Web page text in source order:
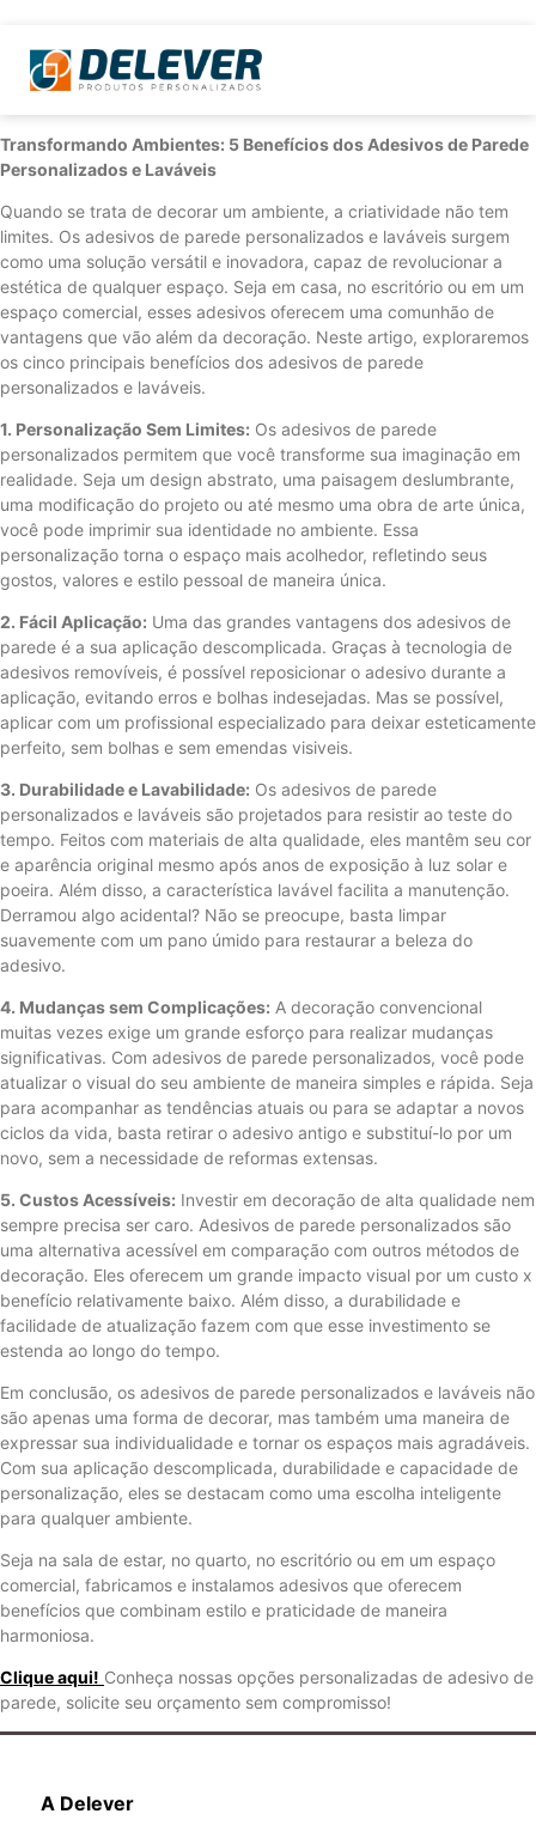
Transformando Ambientes: 5 Benefícios dos Adesivos de Parede
Personalizados e Laváveis
Quando se trata de decorar um ambiente, a criatividade não tem
limites. Os adesivos de parede personalizados e laváveis ​​surgem
como uma solução versátil e inovadora, capaz de revolucionar a
estética de qualquer espaço. Seja em casa, no escritório ou em um
espaço comercial, esses adesivos oferecem uma comunhão de
vantagens que vão além da decoração. Neste artigo, exploraremos
os cinco principais benefícios dos adesivos de parede
personalizados e laváveis.
1. Personalização Sem Limites: Os adesivos de parede
personalizados permitem que você transforme sua imaginação em
realidade. Seja um design abstrato, uma paisagem deslumbrante,
uma modificação do projeto ou até mesmo uma obra de arte única,
você pode imprimir sua identidade no ambiente. Essa
personalização torna o espaço mais acolhedor, refletindo seus
gostos, valores e estilo pessoal de maneira única.
2. Fácil Aplicação: Uma das grandes vantagens dos adesivos de
parede é a sua aplicação descomplicada. Graças à tecnologia de
adesivos removíveis, é possível reposicionar o adesivo durante a
aplicação, evitando erros e bolhas indesejadas. Mas se possível,
aplicar com um profissional especializado para deixar esteticamente
perfeito, sem bolhas e sem emendas visiveis.
3. Durabilidade e Lavabilidade: Os adesivos de parede
personalizados e laváveis ​​são projetados para resistir ao teste do
tempo. Feitos com materiais de alta qualidade, eles mantêm seu cor
e aparência original mesmo após anos de exposição à luz solar e
poeira. Além disso, a característica lavável facilita a manutenção.
Derramou algo acidental? Não se preocupe, basta limpar
suavemente com um pano úmido para restaurar a beleza do
adesivo.
4. Mudanças sem Complicações: A decoração convencional
muitas vezes exige um grande esforço para realizar mudanças
significativas. Com adesivos de parede personalizados, você pode
atualizar o visual do seu ambiente de maneira simples e rápida. Seja
para acompanhar as tendências atuais ou para se adaptar a novos
ciclos da vida, basta retirar o adesivo antigo e substituí-lo por um
novo, sem a necessidade de reformas extensas.
5. Custos Acessíveis: Investir em decoração de alta qualidade nem
sempre precisa ser caro. Adesivos de parede personalizados são
uma alternativa acessível em comparação com outros métodos de
decoração. Eles oferecem um grande impacto visual por um custo x
benefício relativamente baixo. Além disso, a durabilidade e
facilidade de atualização fazem com que esse investimento se
estenda ao longo do tempo.
Em conclusão, os adesivos de parede personalizados e laváveis ​​não
são apenas uma forma de decorar, mas também uma maneira de
expressar sua individualidade e tornar os espaços mais agradáveis.
Com sua aplicação descomplicada, durabilidade e capacidade de
personalização, eles se destacam como uma escolha inteligente
para qualquer ambiente.
Seja na sala de estar, no quarto, no escritório ou em um espaço
comercial, fabricamos e instalamos adesivos que oferecem
benefícios que combinam estilo e praticidade de maneira
harmoniosa.
Clique aqui! Conheça nossas opções personalizadas de adesivo de
parede, solicite seu orçamento sem compromisso!
A Delever